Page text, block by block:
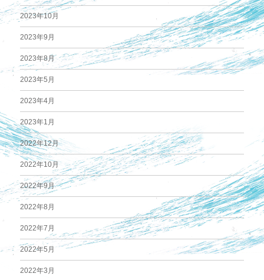
2023年10月
2023年9月
2023年8月
2023年5月
2023年4月
2023年1月
2022年12月
2022年10月
2022年9月
2022年8月
2022年7月
2022年5月
2022年3月